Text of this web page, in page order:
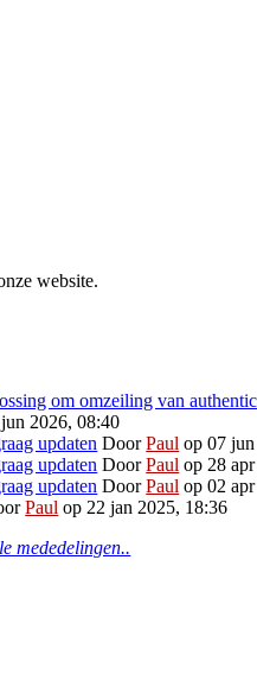
website.
om omzeiling van
2026, 08:40
updaten DoorPaul op 07
updaten DoorPaul op 28
updaten DoorPaul op 02
Paul op 22 jan 2025, 18:36
mededelingen..